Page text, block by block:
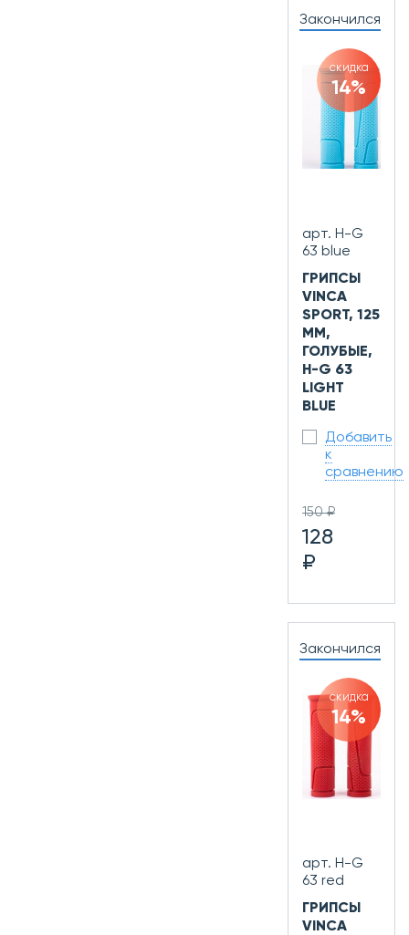
Закончился
скидка
14%
арт. H-G
63 blue
ГРИПСЫ
VINCA
SPORT, 125
ММ,
ГОЛУБЫЕ,
H-G 63
LIGHT
BLUE
Добавить
к
сравнению
150 ₽
128
₽
Закончился
скидка
14%
арт. H-G
63 red
ГРИПСЫ
VINCA